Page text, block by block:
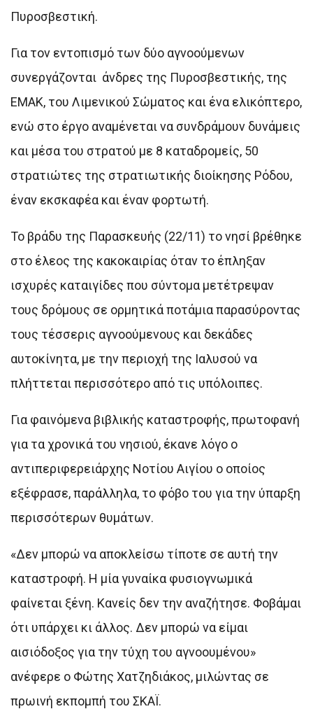
Πυροσβεστική.
Για τον εντοπισμό των δύο αγνοούμενων
συνεργάζονται άνδρες της Πυροσβεστικής, της
ΕΜΑΚ, του Λιμενικού Σώματος και ένα ελικόπτερο,
ενώ στο έργο αναμένεται να συνδράμουν δυνάμεις
και μέσα του στρατού με 8 καταδρομείς, 50
στρατιώτες της στρατιωτικής διοίκησης Ρόδου,
έναν εκσκαφέα και έναν φορτωτή.
Το βράδυ της Παρασκευής (22/11) το νησί βρέθηκε
στο έλεος της κακοκαιρίας όταν το έπληξαν
ισχυρές καταιγίδες που σύντομα μετέτρεψαν
τους δρόμους σε ορμητικά ποτάμια παρασύροντας
τους τέσσερις αγνοούμενους και δεκάδες
αυτοκίνητα, με την περιοχή της Ιαλυσού να
πλήττεται περισσότερο από τις υπόλοιπες.
Για φαινόμενα βιβλικής καταστροφής, πρωτοφανή
για τα χρονικά του νησιού, έκανε λόγο ο
αντιπεριφερειάρχης Νοτίου Αιγίου ο οποίος
εξέφρασε, παράλληλα, το φόβο του για την ύπαρξη
περισσότερων θυμάτων.
«Δεν μπορώ να αποκλείσω τίποτε σε αυτή την
καταστροφή. Η μία γυναίκα φυσιογνωμικά
φαίνεται ξένη. Κανείς δεν την αναζήτησε. Φοβάμαι
ότι υπάρχει κι άλλος. Δεν μπορώ να είμαι
αισιόδοξος για την τύχη του αγνοουμένου»
ανέφερε ο Φώτης Χατζηδιάκος, μιλώντας σε
πρωινή εκπομπή του ΣΚΑΪ.